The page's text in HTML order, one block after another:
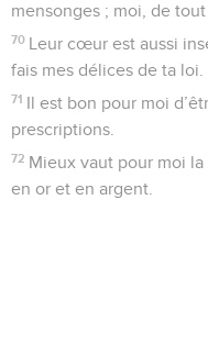
mensonges ; moi, de
70 Leur cœur est aussi
fais mes délices de ta loi.
71 Il est bon pour moi
prescriptions.
72 Mieux vaut pour moi
en or et en argent.